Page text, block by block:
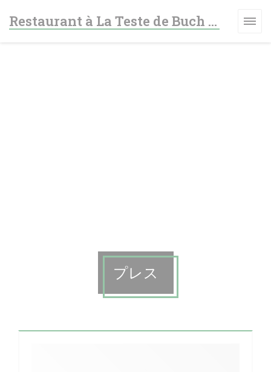
Restaurant à La Teste de Buch - Le fer à cheval
プレス